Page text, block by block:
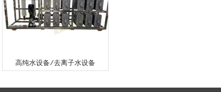
高纯水设备/去离子水设备